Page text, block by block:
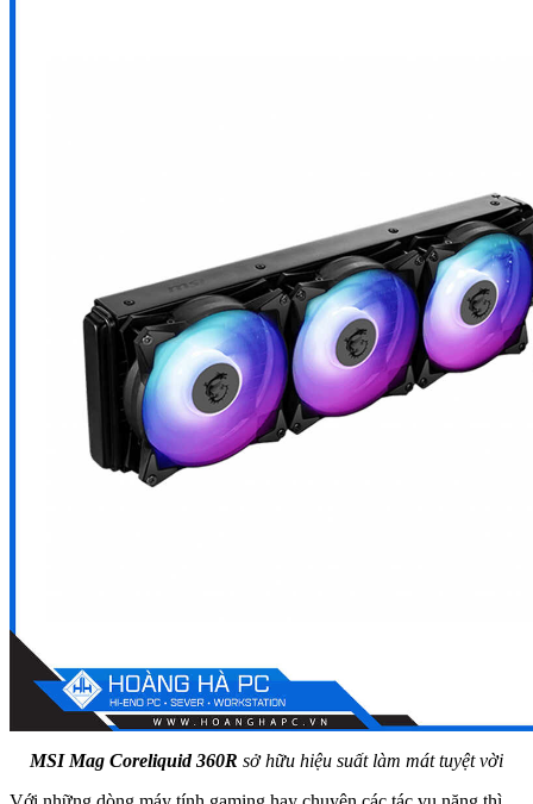
MSI Mag Coreliquid 360R sở hữu hiệu suất làm mát tuyệt vời